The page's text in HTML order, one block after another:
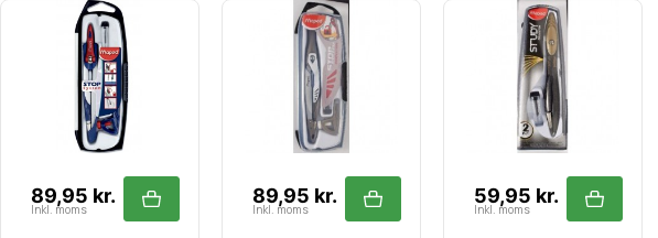
89,95 kr.
Inkl. moms
89,95 kr.
Inkl. moms
59,95 kr.
Inkl. moms